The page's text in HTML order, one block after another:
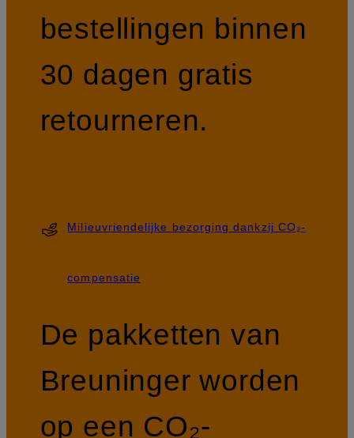
bestellingen binnen
30 dagen gratis
retourneren.
Milieuvriendelijke bezorging dankzij CO₂-
compensatie
De pakketten van
Breuninger worden
op een CO₂-